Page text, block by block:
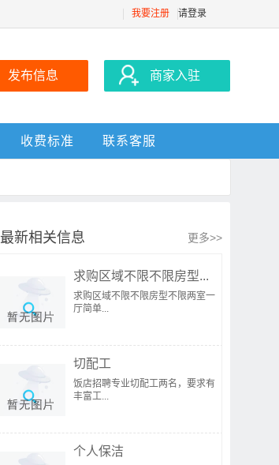
我要注册 请登录
发布信息 商家入驻
收费标准 联系客服
最新相关信息 更多>>
求购区域不限不限房型...
求购区域不限不限房型不限两室一
厅简单...
切配工
饭店招聘专业切配工两名，要求有
丰富工...
个人保洁